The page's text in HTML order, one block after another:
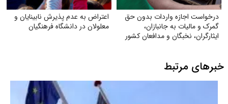
درخواست اجازه واردات بدون حق
گمرک و مالیات به جانبازان،
ایثارگران، نخبگان و مدافعان کشور
اعتراض به عدم پذیرش نابینایان و
معلولان در دانشگاه فرهنگیان
خبرهای مرتبط